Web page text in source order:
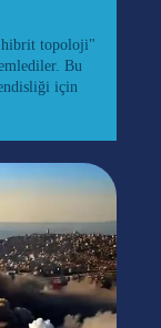
topoloji"
Bu
için